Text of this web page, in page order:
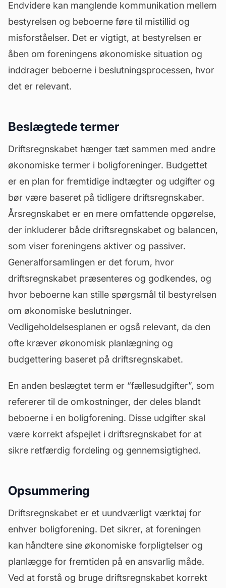
Endvidere kan manglende kommunikation mellem
bestyrelsen og beboerne føre til mistillid og
misforståelser. Det er vigtigt, at bestyrelsen er
åben om foreningens økonomiske situation og
inddrager beboerne i beslutningsprocessen, hvor
det er relevant.
Beslægtede termer
Driftsregnskabet hænger tæt sammen med andre
økonomiske termer i boligforeninger. Budgettet
er en plan for fremtidige indtægter og udgifter og
bør være baseret på tidligere driftsregnskaber.
Årsregnskabet er en mere omfattende opgørelse,
der inkluderer både driftsregnskabet og balancen,
som viser foreningens aktiver og passiver.
Generalforsamlingen er det forum, hvor
driftsregnskabet præsenteres og godkendes, og
hvor beboerne kan stille spørgsmål til bestyrelsen
om økonomiske beslutninger.
Vedligeholdelsesplanen er også relevant, da den
ofte kræver økonomisk planlægning og
budgettering baseret på driftsregnskabet.
En anden beslægtet term er “fællesudgifter”, som
refererer til de omkostninger, der deles blandt
beboerne i en boligforening. Disse udgifter skal
være korrekt afspejlet i driftsregnskabet for at
sikre retfærdig fordeling og gennemsigtighed.
Opsummering
Driftsregnskabet er et uundværligt værktøj for
enhver boligforening. Det sikrer, at foreningen
kan håndtere sine økonomiske forpligtelser og
planlægge for fremtiden på en ansvarlig måde.
Ved at forstå og bruge driftsregnskabet korrekt